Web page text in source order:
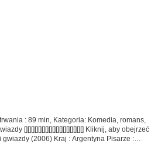
: 89 min, Kategoria: Komedia, romans,
[][][][][][][][][][][][][][][][][] Kliknij, aby obejrzeć
(2006) Kraj : Argentyna Pisarze :